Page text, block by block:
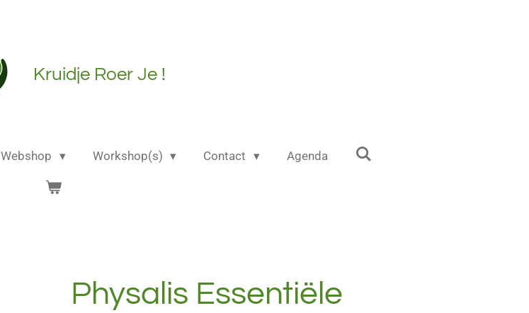
Kruidje Roer Je !
Webshop Workshop(s) Contact Agenda
Physalis Essentiële